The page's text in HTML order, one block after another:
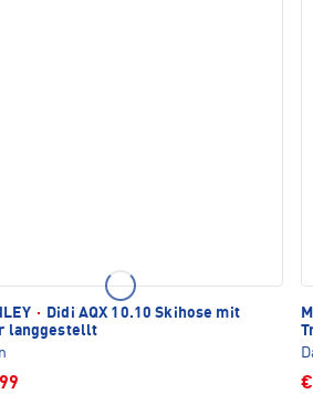
·
Didi AQX 10.10 Skihose mit
langgestellt